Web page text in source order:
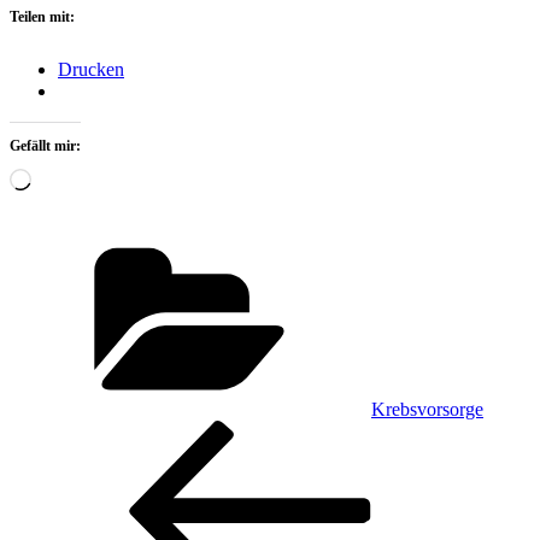
Teilen mit:
Drucken
Gefällt mir:
Wird
Krebsvorsorge
Beitragsnavigation